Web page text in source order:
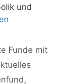
und
Funde mit
,